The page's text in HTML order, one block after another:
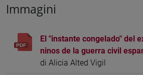
Immagini
El "instante congelado" del
ninos de la guerra civil
di Alicia Alted Vigil